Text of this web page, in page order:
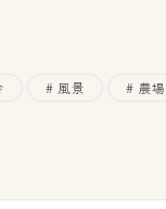
風景 農場